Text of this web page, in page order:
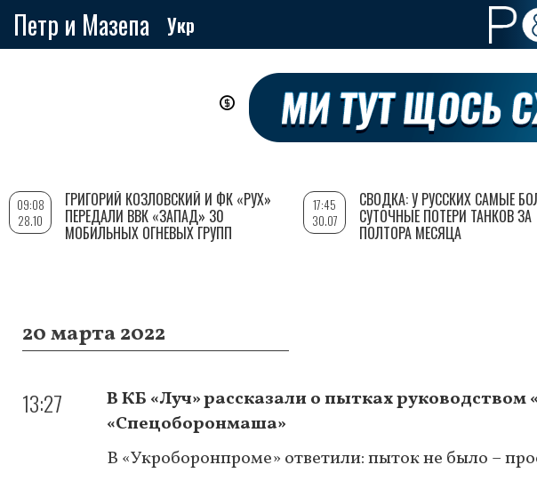
Петр и Мазепа Укр
20 марта 2022
13:27
В КБ «Луч» рассказали о пытках
«Спецоборонмаша»
В «Укроборонпроме» ответили: пыток не было –
09:08
28.10
ГРИГОРИЙ КОЗЛОВСКИЙ И ФК «РУХ»
ПЕРЕДАЛИ ВВК «ЗАПАД» 30
МОБИЛЬНЫХ ОГНЕВЫХ ГРУПП
17:45
30.07
СВОДКА: У РУССКИХ САМЫЕ
СУТОЧНЫЕ ПОТЕРИ ТАНКОВ ЗА
ПОЛТОРА МЕСЯЦА